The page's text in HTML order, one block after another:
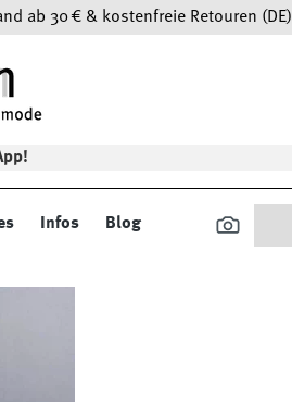
ab 30 € & kostenfreie Retouren (DE)
Infos Blog